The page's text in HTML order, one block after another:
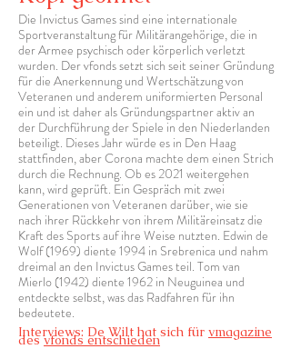
Die Invictus Games sind eine internationale
Sportveranstaltung für Militärangehörige, die in
der Armee psychisch oder körperlich verletzt
wurden. Der vfonds setzt sich seit seiner Gründung
für die Anerkennung und Wertschätzung von
Veteranen und anderem uniformierten Personal
ein und ist daher als Gründungspartner aktiv an
der Durchführung der Spiele in den Niederlanden
beteiligt. Dieses Jahr würde es in Den Haag
stattfinden, aber Corona machte dem einen Strich
durch die Rechnung. Ob es 2021 weitergehen
kann, wird geprüft. Ein Gespräch mit zwei
Generationen von Veteranen darüber, wie sie
nach ihrer Rückkehr von ihrem Militäreinsatz die
Kraft des Sports auf ihre Weise nutzten. Edwin de
Wolf (1969) diente 1994 in Srebrenica und nahm
dreimal an den Invictus Games teil. Tom van
Mierlo (1942) diente 1962 in Neuguinea und
entdeckte selbst, was das Radfahren für ihn
bedeutete.
Interviews: De Wilt hat sich für vmagazine
desvfonds entschieden